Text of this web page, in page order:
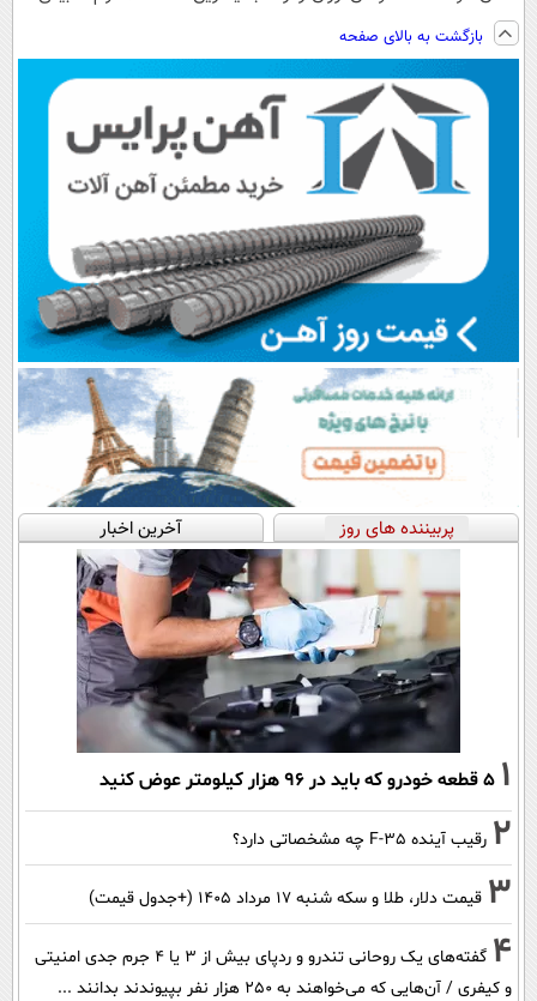
نصب آسان و
پرداخت اقساطی
💳 📍 تهران
پرداخت قسطی
اقساطی😍
بازگشت به بالای صفحه
پربیننده های روز آخرین اخبار
1 ۵ قطعه خودرو که باید در ۹۶ هزار کیلومتر عوض کنید
2 رقیب آینده F-35 چه مشخصاتی دارد؟
3 قیمت دلار، طلا و سکه شنبه ۱۷ مرداد ۱۴۰۵ (+جدول قیمت)
4
گفته‌های یک روحانی تندرو و ردپای بیش از ۳ یا ۴ جرم جدی امنیتی
و کیفری / آن‌هایی که می‌خواهند به ۲۵۰ هزار نفر بپیوندند بدانند ...